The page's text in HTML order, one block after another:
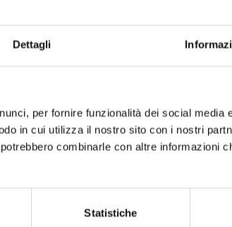
Dettagli
per fornire funzionalità dei social media
in cui utilizza il nostro sito con i nostri
combinarle con altre informazioni
Statistiche
2 shikishi in omaggio, 1 talk con
uscita